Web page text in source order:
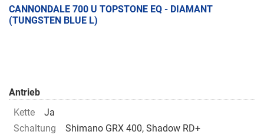
CANNONDALE 700 U TOPSTONE EQ - DIAMANT
(TUNGSTEN BLUE L)
Antrieb
Kette
Ja
Schaltung
Shimano GRX 400, Shadow RD+